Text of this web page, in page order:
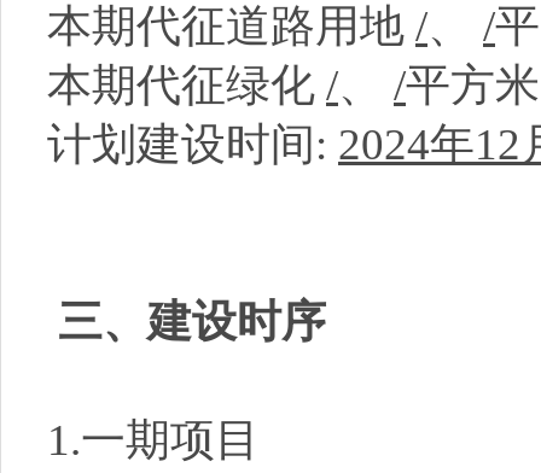
本期代征道路用地 /、 /
本期代征绿化 /、 /平方
计划建设时间: 2024年12
三、建设时序
1.一期项目